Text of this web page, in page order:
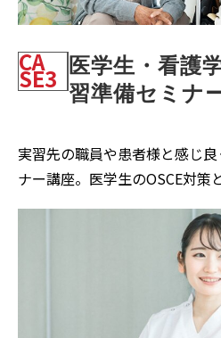
CA
SE3
医学生・看護
習準備セミナ
実習先の職員や患者様と感じ
ナー講座。医学生のOSCE対策